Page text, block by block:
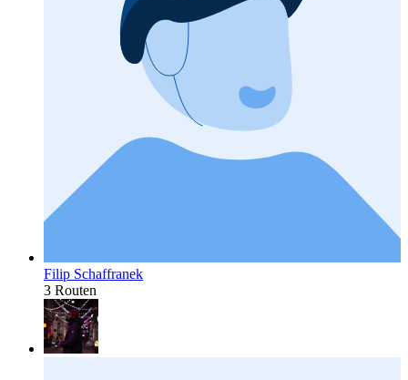
Filip Schaffranek
3 Routen